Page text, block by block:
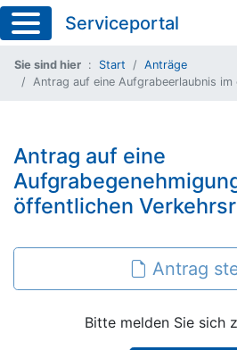
Serviceportal
Sie sind hier Start
Anträge
Antrag auf eine Aufgrabeerlaubnis
Antrag auf eine
öffentlichen
Antrag
Bitte melden Sie sich